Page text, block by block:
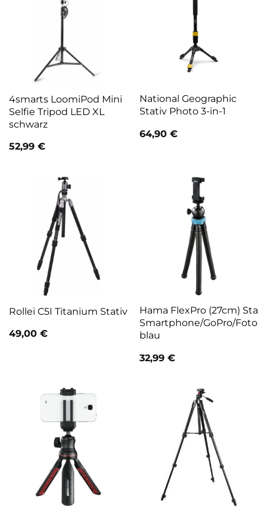
4smarts LoomiPod Mini
Selfie Tripod LED XL
schwarz
52,99 €
National Geographic
Stativ Photo 3-in-1
64,90 €
Rollei C5I Titanium Stativ
49,00 €
Hama FlexPro (27cm)
Smartphone/GoPro/
blau
32,99 €